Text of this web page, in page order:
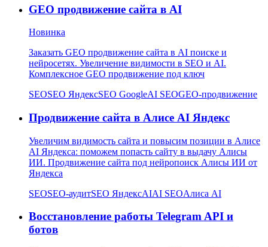
GEO продвижение сайта в AI
Новинка
Заказать GEO продвижение сайта в AI поиске и
нейросетях. Увеличение видимости в SEO и AI.
Комплексное GEO продвижение под ключ
SEOSEO ЯндексSEO GoogleAI SEOGEO-продвижение
Продвижение сайта в Алисе AI Яндекс
Увеличим видимость сайта и повысим позиции в Алисе
AI Яндекса: поможем попасть сайту в выдачу Алисы
ИИ. Продвижение сайта под нейропоиск Алисы ИИ от
Яндекса
SEOSEO-аудитSEO ЯндексAIAI SEOАлиса AI
Восстановление работы Telegram API и
ботов